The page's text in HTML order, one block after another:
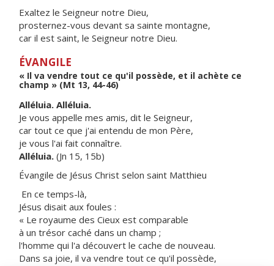
Exaltez le Seigneur notre Dieu,
prosternez-vous devant sa sainte montagne,
car il est saint, le Seigneur notre Dieu.
ÉVANGILE
« Il va vendre tout ce qu'il possède, et il achète ce
champ » (Mt 13, 44-46)
Alléluia. Alléluia.
Je vous appelle mes amis, dit le Seigneur,
car tout ce que j'ai entendu de mon Père,
je vous l'ai fait connaître.
Alléluia. (Jn 15, 15b)
Évangile de Jésus Christ selon saint Matthieu
En ce temps-là,
Jésus disait aux foules :
« Le royaume des Cieux est comparable
à un trésor caché dans un champ ;
l'homme qui l'a découvert le cache de nouveau.
Dans sa joie, il va vendre tout ce qu'il possède,